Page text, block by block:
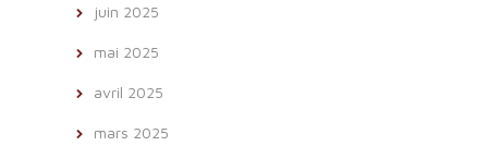
juin 2025
mai 2025
avril 2025
mars 2025